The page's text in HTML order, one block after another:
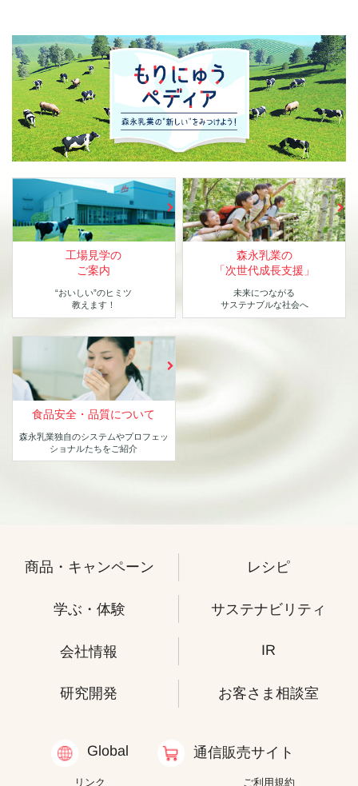
工場見学の
ご案内
“おいしい”のヒミツ
教えます！
森永乳業の
「次世代成長支援」
未来につながる
サステナブルな社会へ
食品安全・品質について
森永乳業独自のシステムやプロフェッ
ショナルたちをご紹介
商品・キャンペーン レシピ
学ぶ・体験 サステナビリティ
会社情報 IR
研究開発 お客さま相談室
Global 通信販売サイト
リンク ご利用規約